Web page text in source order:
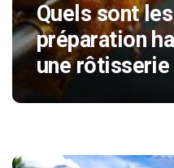
Quels sont
préparation
une rôtisserie